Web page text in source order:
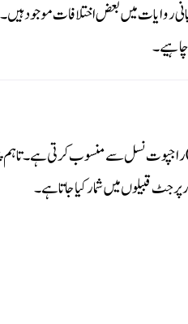
روایات میں بعض اختلافات موجود
چاہیے۔
راجپوت نسل سے منسوب کرتی ہے۔
قبیلوں میں شمار کیا جاتا ہے۔